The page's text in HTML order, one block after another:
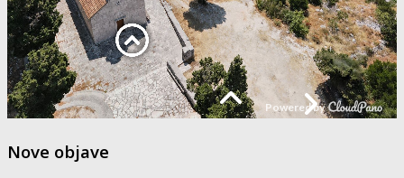
Nove objave